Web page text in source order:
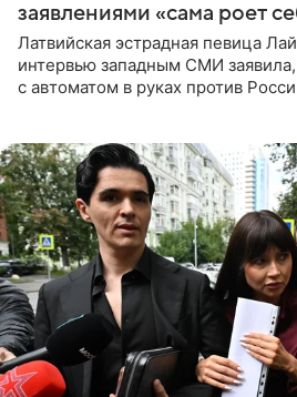
заявлениями «сама роет
Латвийская эстрадная певица
интервью западным СМИ заявила,
с автоматом в руках против